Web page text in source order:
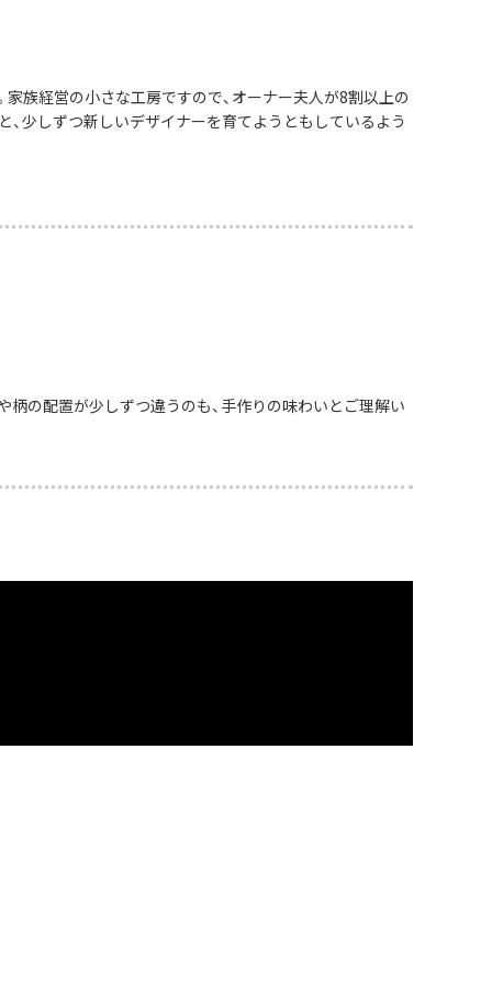
家族経営の小さな工房ですので、オーナー夫人が8割以上の
少しずつ新しいデザイナーを育てようともしているよう
の配置が少しずつ違うのも、手作りの味わいとご理解い